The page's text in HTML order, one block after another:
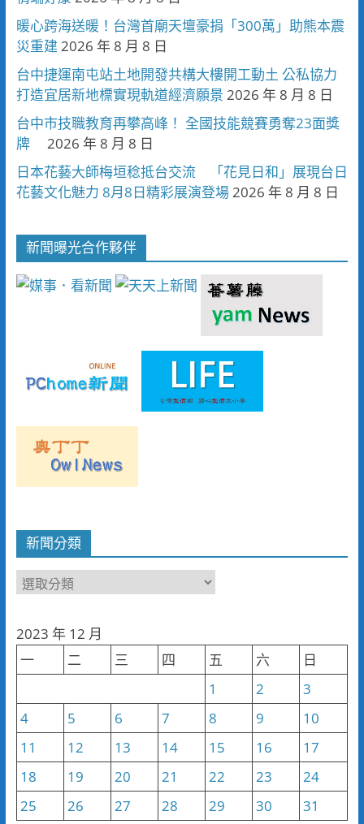
暖心跨海送暖！台灣首廟天壇豪捐「300萬」助熊本震
災重建 2026 年 8 月 8 日
台中捷運南屯站土地開發共構大樓開工動土 公私協力
打造宜居新地標實現軌道經濟願景 2026 年 8 月 8 日
台中市技職教育再攀高峰！ 全國技能競賽勇奪23面獎
牌
2026 年 8 月 8 日
日本花藝大師梅垣稔抵台交流 「花見日和」展現台日
花藝文化魅力 8月8日精彩展演登場2026 年 8 月 8 日
新聞曝光合作夥伴
新聞分類
新
類
2023 年 12 月
一
二 三 四 五 六
日
1
2
3
4
5 6 7 8 9
10
11
12 13 14 15 16
17
18
19 20 21 22 23
24
25
26 27 28 29 30 31